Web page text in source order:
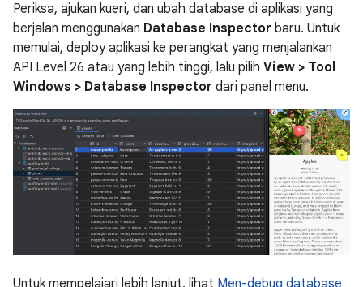
Periksa, ajukan kueri, dan ubah database di aplikasi yang
berjalan menggunakan Database Inspector baru. Untuk
memulai, deploy aplikasi ke perangkat yang menjalankan
API Level 26 atau yang lebih tinggi, lalu pilih View > Tool
Windows > Database Inspector dari panel menu.
Untuk mempelajari lebih lanjut, lihat Men-debug database